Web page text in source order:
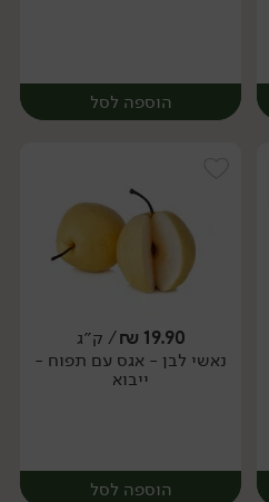
הוספה לסל
יח׳ ק״ג
19.90
₪/ ק״ג
נאשי לבן - אגס עם תפוח -
ייבוא
הוספה לסל